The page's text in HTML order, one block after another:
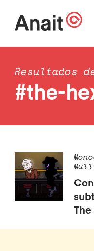
Resultados
#the-
The